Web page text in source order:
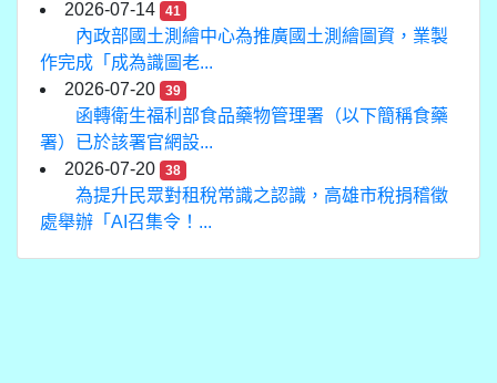
2026-07-14
41
內政部國土測繪中心為推廣國土測繪圖資，業製
作完成「成為識圖老...
2026-07-20
39
函轉衛生福利部食品藥物管理署（以下簡稱食藥
署）已於該署官網設...
2026-07-20
38
為提升民眾對租稅常識之認識，高雄市稅捐稽徵
處舉辦「AI召集令！...